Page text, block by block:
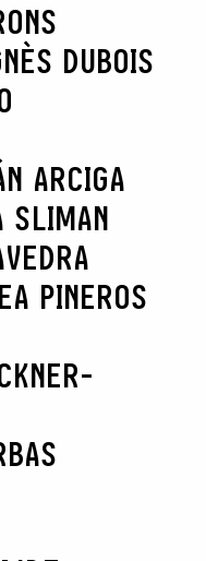
DUBOIS
ARCIGA
SLIMAN
PINEROS